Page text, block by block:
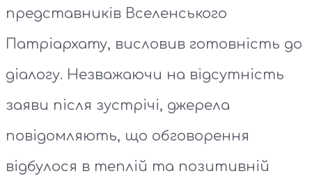
представників Вселенського
Патріархату, висловив готовність до
діалогу. Незважаючи на відсутність
заяви після зустрічі, джерела
повідомляють, що обговорення
відбулося в теплій та позитивній